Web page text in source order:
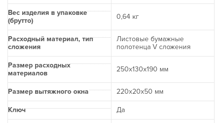
Вес изделия в упаковке
(брутто)
0,64 кг
Расходный материал, тип
сложения
Листовые бумажные
полотенца V сложения
Размер расходных
материалов
250х130x190 мм
Размер вытяжного окна 220х20х50 мм
Ключ Да